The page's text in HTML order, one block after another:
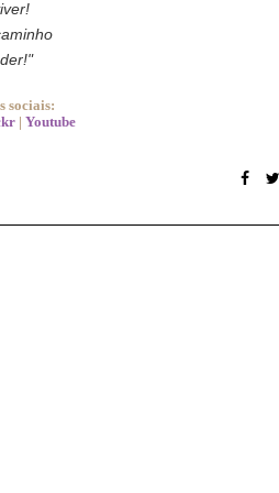
sociais:
| Youtube